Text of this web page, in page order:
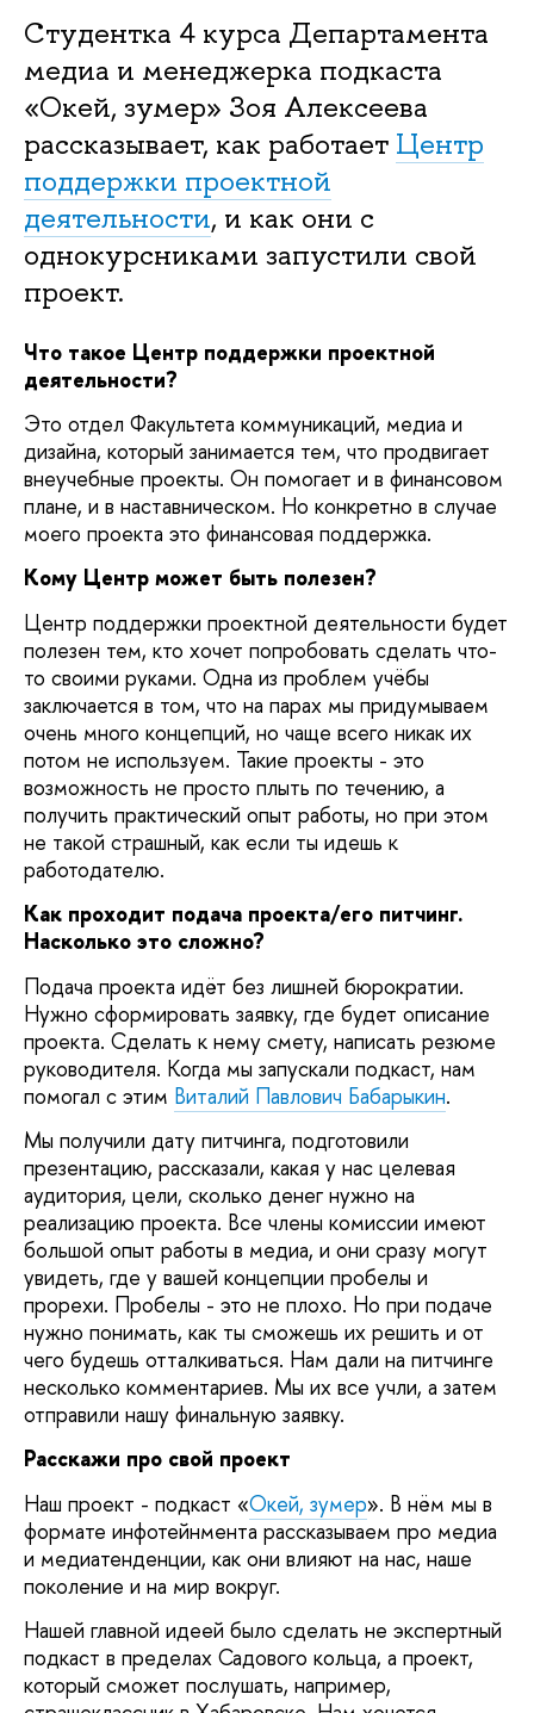
Студентка 4 курса Департамента
медиа и менеджерка подкаста
«Окей, зумер» Зоя Алексеева
рассказывает, как работает Центр
поддержки проектной
деятельности, и как они с
однокурсниками запустили свой
проект.
Что такое Центр поддержки проектной
деятельности?
Это отдел Факультета коммуникаций, медиа и
дизайна, который занимается тем, что продвигает
внеучебные проекты. Он помогает и в финансовом
плане, и в наставническом. Но конкретно в случае
моего проекта это финансовая поддержка.
Кому Центр может быть полезен?
Центр поддержки проектной деятельности будет
полезен тем, кто хочет попробовать сделать что-
то своими руками. Одна из проблем учёбы
заключается в том, что на парах мы придумываем
очень много концепций, но чаще всего никак их
потом не используем. Такие проекты - это
возможность не просто плыть по течению, а
получить практический опыт работы, но при этом
не такой страшный, как если ты идешь к
работодателю.
Как проходит подача проекта/его питчинг.
Насколько это сложно?
Подача проекта идёт без лишней бюрократии.
Нужно сформировать заявку, где будет описание
проекта. Сделать к нему смету, написать резюме
руководителя. Когда мы запускали подкаст, нам
помогал с этим Виталий Павлович Бабарыкин.
Мы получили дату питчинга, подготовили
презентацию, рассказали, какая у нас целевая
аудитория, цели, сколько денег нужно на
реализацию проекта. Все члены комиссии имеют
большой опыт работы в медиа, и они сразу могут
увидеть, где у вашей концепции пробелы и
прорехи. Пробелы - это не плохо. Но при подаче
нужно понимать, как ты сможешь их решить и от
чего будешь отталкиваться. Нам дали на питчинге
несколько комментариев. Мы их все учли, а затем
отправили нашу финальную заявку.
Расскажи про свой проект
Наш проект - подкаст «Окей, зумер». В нём мы в
формате инфотейнмента рассказываем про медиа
и медиатенденции, как они влияют на нас, наше
поколение и на мир вокруг.
Нашей главной идеей было сделать не экспертный
подкаст в пределах Садового кольца, а проект,
который сможет послушать, например,